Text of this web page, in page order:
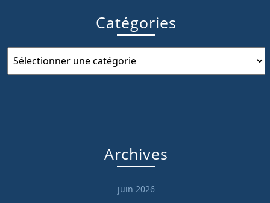
Catégories
Catégories
Archives
juin 2026